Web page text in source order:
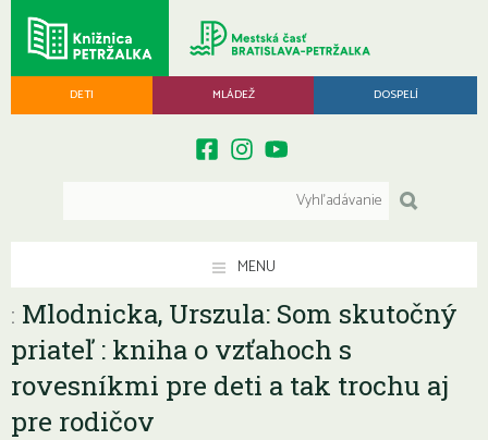
DETI MLÁDEŽ DOSPELÍ
MENU
: Mlodnicka, Urszula: Som skutočný
priateľ : kniha o vzťahoch s
rovesníkmi pre deti a tak trochu aj
pre rodičov